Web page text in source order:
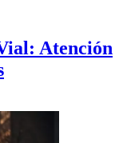
Atención